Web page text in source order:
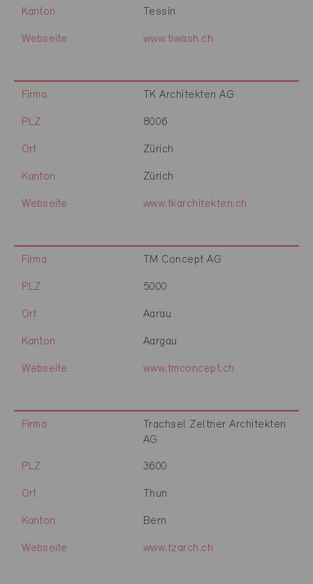
Kanton Tessin
Webseite www.tiwash.ch
Firma TK Architekten AG
PLZ 8006
Ort Zürich
Kanton Zürich
Webseite www.tkarchitekten.ch
Firma TM Concept AG
PLZ 5000
Ort Aarau
Kanton Aargau
Webseite www.tmconcept.ch
Firma
Trachsel Zeltner Architekten
AG
PLZ 3600
Ort Thun
Kanton Bern
Webseite www.tzarch.ch